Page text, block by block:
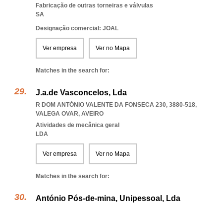
Fabricação de outras torneiras e válvulas
SA
Designação comercial: JOAL
Ver empresa Ver no Mapa
Matches in the search for:
J.a.de Vasconcelos, Lda
R DOM ANTÓNIO VALENTE DA FONSECA 230, 3880-518,
VALEGA OVAR, AVEIRO
Atividades de mecânica geral
LDA
Ver empresa Ver no Mapa
Matches in the search for:
António Pós-de-mina, Unipessoal, Lda